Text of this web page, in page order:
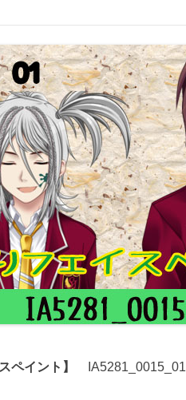
ペイント】
IA5281_0015_01